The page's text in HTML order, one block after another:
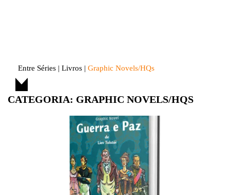
Entre Séries | Livros | Graphic Novels/HQs
CATEGORIA: GRAPHIC NOVELS/HQS